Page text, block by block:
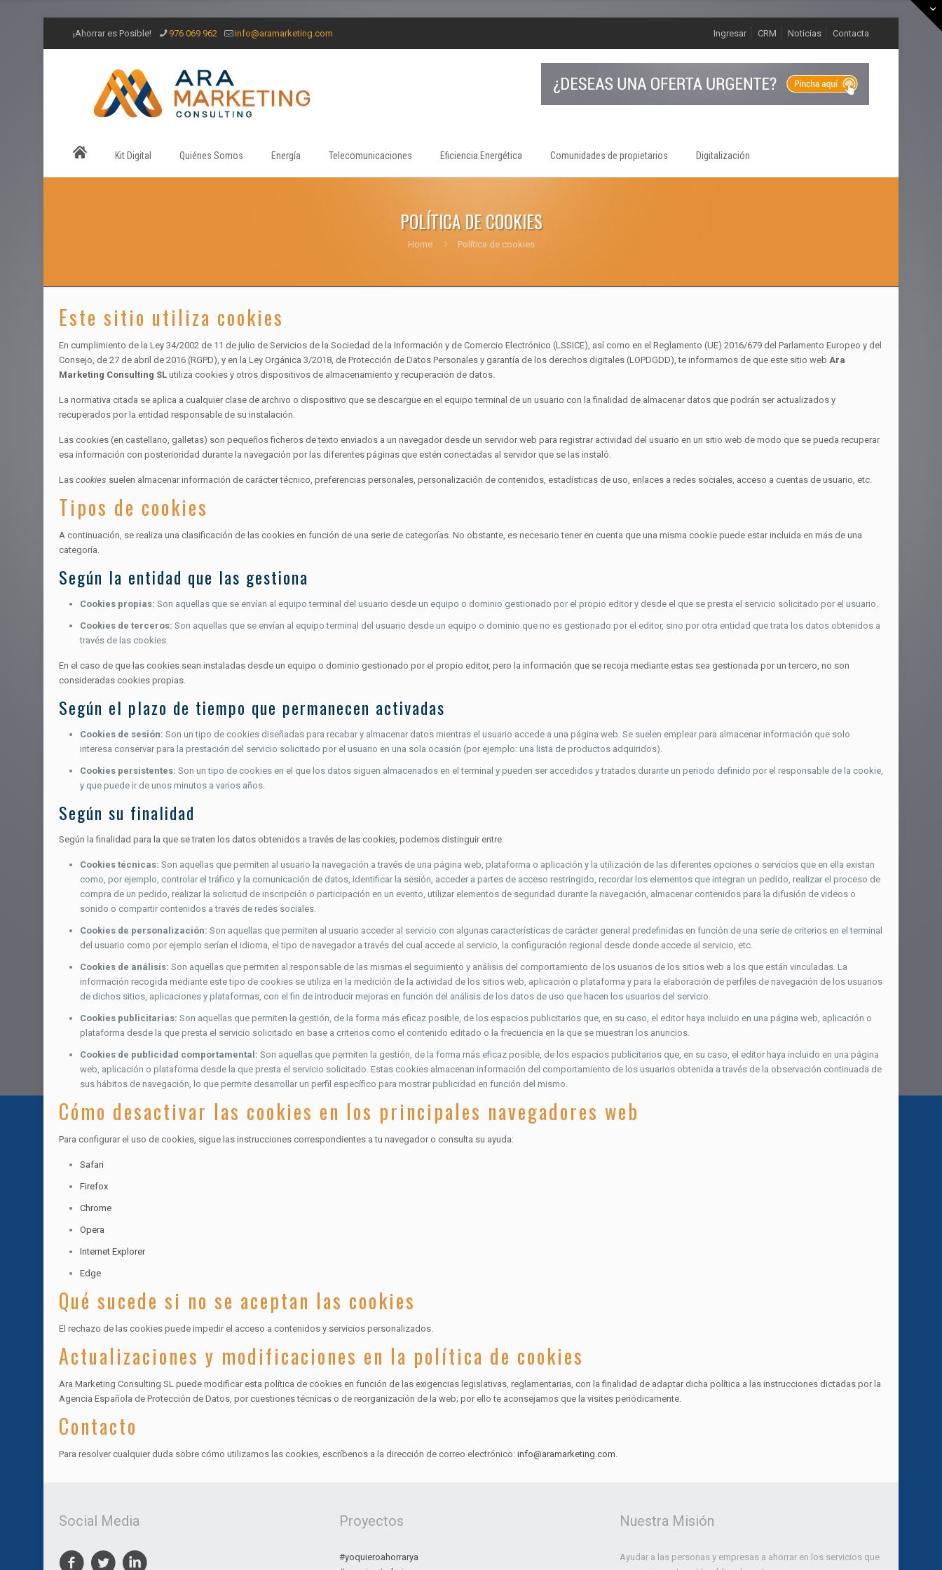
¡Ahorrar es Posible! 976 069 962 info@aramarketing.com Ingresar CRM Noticias Contacta
Kit Digital Quiénes Somos Energía Telecomunicaciones Eficiencia Energética Comunidades de propietarios Digitalización
POLÍTICA DE COOKIES
Home Política de cookies
Este sitio utiliza cookies
En cumplimiento de la Ley 34/2002 de 11 de julio de Servicios de la Sociedad de la Información y de Comercio Electrónico (LSSICE), así como en el Reglamento (UE) 2016/679 del Parlamento Europeo y del
Consejo, de 27 de abril de 2016 (RGPD), y en la Ley Orgánica 3/2018, de Protección de Datos Personales y garantía de los derechos digitales (LOPDGDD), te informamos de que este sitio web Ara
Marketing Consulting SL utiliza cookies y otros dispositivos de almacenamiento y recuperación de datos.
La normativa citada se aplica a cualquier clase de archivo o dispositivo que se descargue en el equipo terminal de un usuario con la finalidad de almacenar datos que podrán ser actualizados y
recuperados por la entidad responsable de su instalación.
Las cookies (en castellano, galletas) son pequeños ficheros de texto enviados a un navegador desde un servidor web para registrar actividad del usuario en un sitio web de modo que se pueda recuperar
esa información con posterioridad durante la navegación por las diferentes páginas que estén conectadas al servidor que se las instaló.
Las cookies suelen almacenar información de carácter técnico, preferencias personales, personalización de contenidos, estadísticas de uso, enlaces a redes sociales, acceso a cuentas de usuario, etc.
Tipos de cookies
A continuación, se realiza una clasificación de las cookies en función de una serie de categorías. No obstante, es necesario tener en cuenta que una misma cookie puede estar incluida en más de una
categoría.
Según la entidad que las gestiona
Cookies propias: Son aquellas que se envían al equipo terminal del usuario desde un equipo o dominio gestionado por el propio editor y desde el que se presta el servicio solicitado por el usuario.
Cookies de terceros: Son aquellas que se envían al equipo terminal del usuario desde un equipo o dominio que no es gestionado por el editor, sino por otra entidad que trata los datos obtenidos a
través de las cookies.
En el caso de que las cookies sean instaladas desde un equipo o dominio gestionado por el propio editor, pero la información que se recoja mediante estas sea gestionada por un tercero, no son
consideradas cookies propias.
Según el plazo de tiempo que permanecen activadas
Cookies de sesión: Son un tipo de cookies diseñadas para recabar y almacenar datos mientras el usuario accede a una página web. Se suelen emplear para almacenar información que solo
interesa conservar para la prestación del servicio solicitado por el usuario en una sola ocasión (por ejemplo: una lista de productos adquiridos).
Cookies persistentes: Son un tipo de cookies en el que los datos siguen almacenados en el terminal y pueden ser accedidos y tratados durante un periodo definido por el responsable de la cookie,
y que puede ir de unos minutos a varios años.
Según su finalidad
Según la finalidad para la que se traten los datos obtenidos a través de las cookies, podemos distinguir entre:
Cookies técnicas: Son aquellas que permiten al usuario la navegación a través de una página web, plataforma o aplicación y la utilización de las diferentes opciones o servicios que en ella existan
como, por ejemplo, controlar el tráfico y la comunicación de datos, identificar la sesión, acceder a partes de acceso restringido, recordar los elementos que integran un pedido, realizar el proceso de
compra de un pedido, realizar la solicitud de inscripción o participación en un evento, utilizar elementos de seguridad durante la navegación, almacenar contenidos para la difusión de videos o
sonido o compartir contenidos a través de redes sociales.
Cookies de personalización: Son aquellas que permiten al usuario acceder al servicio con algunas características de carácter general predefinidas en función de una serie de criterios en el terminal
del usuario como por ejemplo serían el idioma, el tipo de navegador a través del cual accede al servicio, la configuración regional desde donde accede al servicio, etc.
Cookies de análisis: Son aquellas que permiten al responsable de las mismas el seguimiento y análisis del comportamiento de los usuarios de los sitios web a los que están vinculadas. La
información recogida mediante este tipo de cookies se utiliza en la medición de la actividad de los sitios web, aplicación o plataforma y para la elaboración de perfiles de navegación de los usuarios
de dichos sitios, aplicaciones y plataformas, con el fin de introducir mejoras en función del análisis de los datos de uso que hacen los usuarios del servicio.
Cookies publicitarias: Son aquellas que permiten la gestión, de la forma más eficaz posible, de los espacios publicitarios que, en su caso, el editor haya incluido en una página web, aplicación o
plataforma desde la que presta el servicio solicitado en base a criterios como el contenido editado o la frecuencia en la que se muestran los anuncios.
Cookies de publicidad comportamental: Son aquellas que permiten la gestión, de la forma más eficaz posible, de los espacios publicitarios que, en su caso, el editor haya incluido en una página
web, aplicación o plataforma desde la que presta el servicio solicitado. Estas cookies almacenan información del comportamiento de los usuarios obtenida a través de la observación continuada de
sus hábitos de navegación, lo que permite desarrollar un perfil específico para mostrar publicidad en función del mismo.
Cómo desactivar las cookies en los principales navegadores web
Para configurar el uso de cookies, sigue las instrucciones correspondientes a tu navegador o consulta su ayuda:
Safari
Firefox
Chrome
Opera
Internet Explorer
Edge
Qué sucede si no se aceptan las cookies
El rechazo de las cookies puede impedir el acceso a contenidos y servicios personalizados.
Actualizaciones y modificaciones en la política de cookies
Ara Marketing Consulting SL puede modificar esta política de cookies en función de las exigencias legislativas, reglamentarias, con la finalidad de adaptar dicha política a las instrucciones dictadas por la
Agencia Española de Protección de Datos, por cuestiones técnicas o de reorganización de la web; por ello te aconsejamos que la visites periódicamente.
Contacto
Para resolver cualquier duda sobre cómo utilizamos las cookies, escríbenos a la dirección de correo electrónico: info@aramarketing.com.
Social Media Proyectos
#yoquieroahorrarya
Nuestra Misión
Ayudar a las personas y empresas a ahorrar en los servicios que